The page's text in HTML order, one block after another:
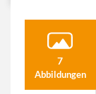
7
Abbildungen